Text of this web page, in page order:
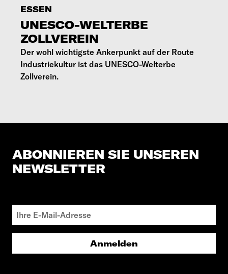
ESSEN
UNESCO-WELTERBE
ZOLLVEREIN
Der wohl wichtigste Ankerpunkt auf der Route
Industriekultur ist das UNESCO-Welterbe
Zollverein.
ABONNIEREN SIE UNSEREN
NEWSLETTER
Anmelden